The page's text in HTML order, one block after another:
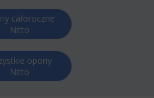
całoroczne
Nitto
opony
Nitto